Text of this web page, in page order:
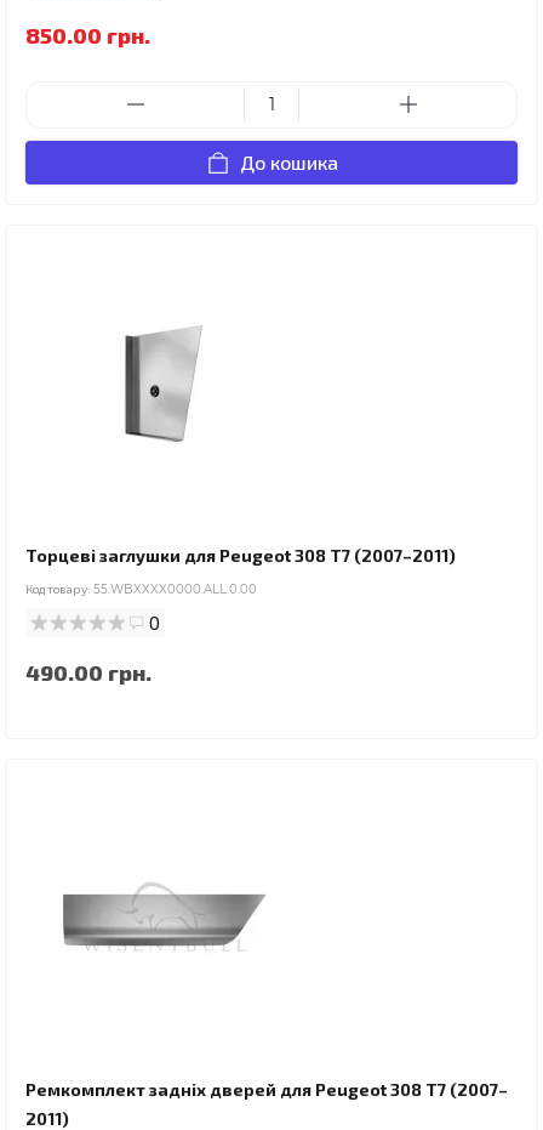
850.00 грн.
До кошика
Торцеві заглушки для Peugeot 308 T7 (2007–2011)
Код товару: 55.WBXXXX0000.ALL.0.00
0
490.00 грн.
Ремкомплект задніх дверей для Peugeot 308 T7 (2007–
2011)